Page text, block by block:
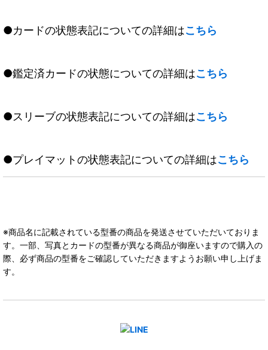
●カードの状態表記についての詳細はこちら
●鑑定済カードの状態についての詳細はこちら
●スリーブの状態表記についての詳細はこちら
●プレイマットの状態表記についての詳細はこちら
※商品名に記載されている型番の商品を発送させていただいておりま
す。一部、写真とカードの型番が異なる商品が御座いますので購入の
際、必ず商品の型番をご確認していただきますようお願い申し上げま
す。